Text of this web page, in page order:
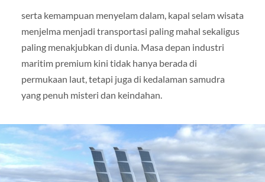
serta kemampuan menyelam dalam, kapal selam wisata
menjelma menjadi transportasi paling mahal sekaligus
paling menakjubkan di dunia. Masa depan industri
maritim premium kini tidak hanya berada di
permukaan laut, tetapi juga di kedalaman samudra
yang penuh misteri dan keindahan.